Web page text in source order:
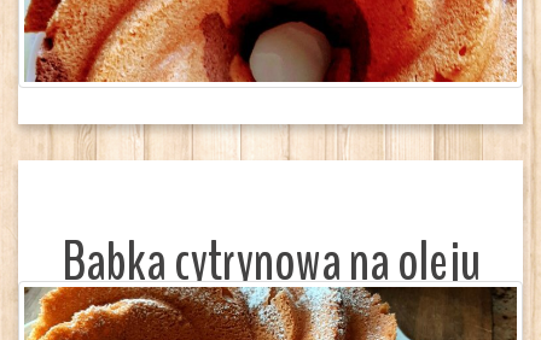
Babka cytrynowa na oleju